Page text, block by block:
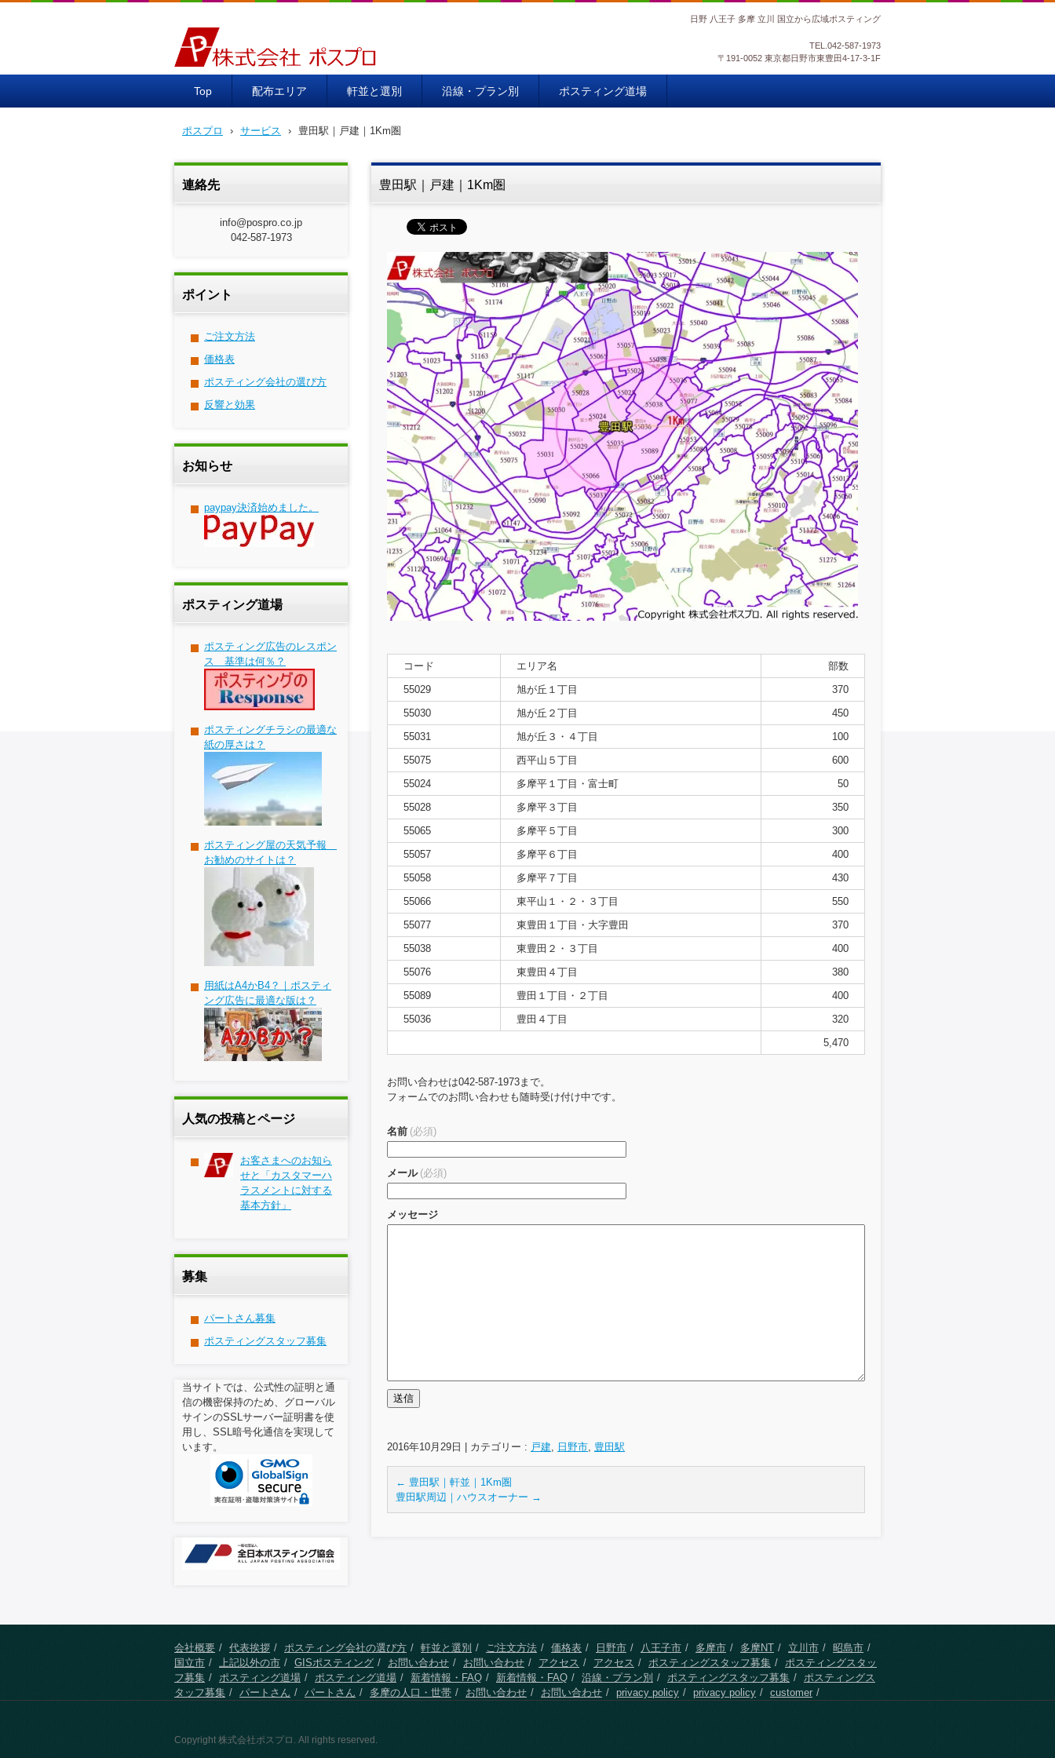
ポスプロ|GPSポスティング100％
日野 八王子 多摩 立川 国立から広域ポスティング
TEL. 042-587-1973
〒191-0052 東京都日野市東豊田4-17-3-1F
Top 配布エリア 軒並と選別 沿線・プラン別 ポスティング道場
ポスプロ › サービス › 豊田駅｜戸建｜1Km圏
豊田駅｜戸建｜1Km圏
コード エリア名
部数
55029
旭が丘１丁目
370
55030
旭が丘２丁目
450
55031
旭が丘３・４丁目
100
55075
西平山５丁目
600
55024
多摩平１丁目・富士町
50
55028
多摩平３丁目
350
55065
多摩平５丁目
300
55057
多摩平６丁目
400
55058
多摩平７丁目
430
55066
東平山１・２・３丁目
550
55077
東豊田１丁目・大字豊田
370
55038
東豊田２・３丁目
400
55076
東豊田４丁目
380
55089
豊田１丁目・２丁目
400
55036
豊田４丁目
320
5,470
お問い合わせは042-587-1973まで。
フォームでのお問い合わせも随時受け付け中です。
名前 (必須)
メール (必須)
メッセージ
送信
2016年10月29日 カテゴリー : 戸建, 日野市, 豊田駅
← 豊田駅｜軒並｜1Km圏
豊田駅周辺｜ハウスオーナー →
連絡先
info@pospro.co.jp
042-587-1973
ポイント
ご注文方法
価格表
ポスティング会社の選び方
反響と効果
お知らせ
paypay決済始めました。
ポスティング道場
ポスティング広告のレスポン
ス 基準は何％？
ポスティングチラシの最適な
紙の厚さは？
ポスティング屋の天気予報
お勧めのサイトは？
用紙はA4かB4？｜ポスティ
ング広告に最適な版は？
人気の投稿とページ
お客さまへのお知ら
せと「カスタマーハ
ラスメントに対する
基本方針」
募集
パートさん募集
ポスティングスタッフ募集
当サイトでは、公式性の証明と通
信の機密保持のため、グローバル
サインのSSLサーバー証明書を使
用し、SSL暗号化通信を実現して
います。
会社概要 代表挨拶 ポスティング会社の選び方 軒並と選別 ご注文方法 価格表 日野市 八王子市 多摩市 多摩NT 立川市
昭島市
国立市
上記以外の市 GISポスティング お問い合わせ お問い合わせ アクセス アクセス ポスティングスタッフ募集
ポスティングスタッ
フ募集
ポスティング道場 ポスティング道場 新着情報・FAQ 新着情報・FAQ 沿線・プラン別 ポスティングスタッフ募集
ポスティングス
タッフ募集
パートさん パートさん 多摩の人口・世帯 お問い合わせ お問い合わせ privacy policy privacy policy customer
Copyright 株式会社ポスプロ. All rights reserved.